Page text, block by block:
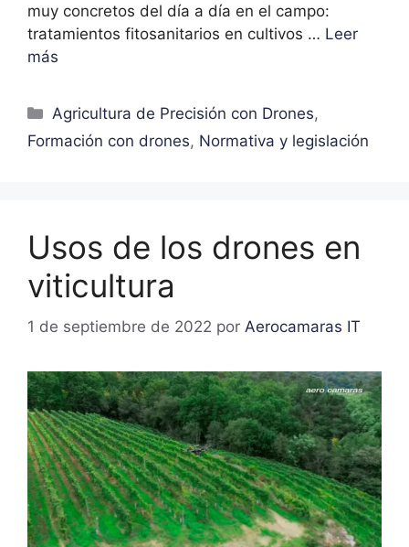
muy concretos del día a día en el campo:
tratamientos fitosanitarios en cultivos … Leer
más
Agricultura de Precisión con Drones,
Formación con drones, Normativa y legislación
Usos de los drones en
viticultura
1 de septiembre de 2022 por Aerocamaras IT